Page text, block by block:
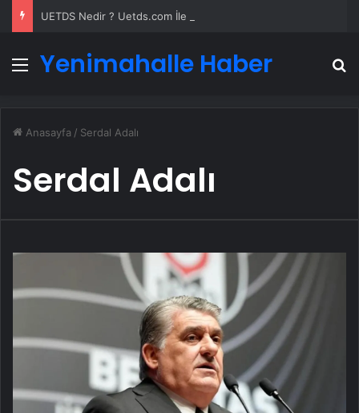
Menü
Yenimahalle Haber
Anasayfa / Serdal Adalı
Serdal Adalı